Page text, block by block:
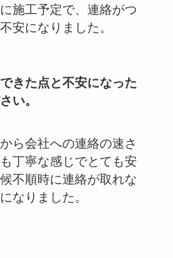
施工予定で、連絡がつ
安になりました。
きた点と不安になった
い。
ら会社への連絡の速さ
丁寧な感じでとても安
不順時に連絡が取れな
なりました。